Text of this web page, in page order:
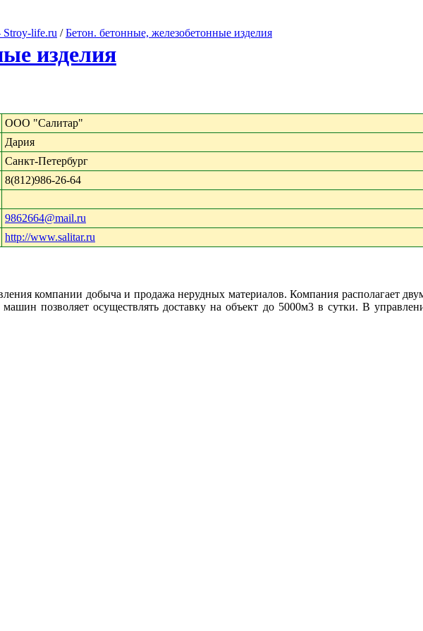
Stroy-life.ru /Бетон. бетонные, железобетонные изделия
изделия
ООО "Салитар"
Дария
Санкт-Петербург
8(812)986-26-64
9862664@mail.ru
http://www.salitar.ru
компании добыча и продажа нерудных материалов. Компания располагает
позволяет осуществлять доставку на объект до 5000м3 в сутки. В